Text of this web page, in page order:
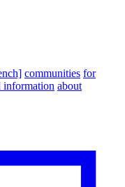
communities for
information about